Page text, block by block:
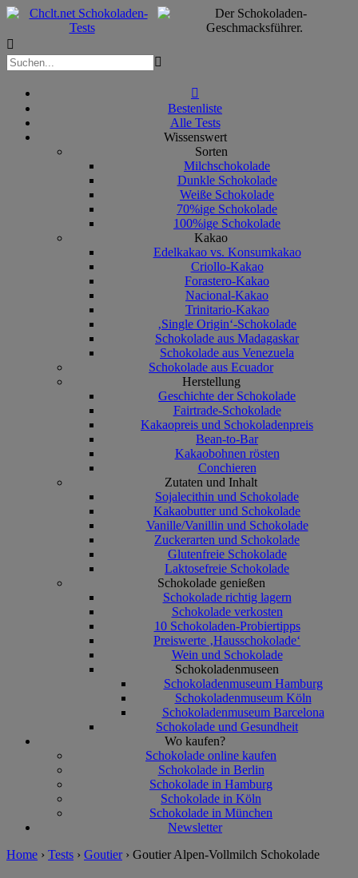



Bestenliste
Alle Tests
Wissenswert
Sorten
Milchschokolade
Dunkle Schokolade
Weiße Schokolade
70%ige Schokolade
100%ige Schokolade
Kakao
Edelkakao vs. Konsumkakao
Criollo-Kakao
Forastero-Kakao
Nacional-Kakao
Trinitario-Kakao
‚Single Origin‘-Schokolade
Schokolade aus Madagaskar
Schokolade aus Venezuela
Schokolade aus Ecuador
Herstellung
Geschichte der Schokolade
Fairtrade-Schokolade
Kakaopreis und Schokoladenpreis
Bean-to-Bar
Kakaobohnen rösten
Conchieren
Zutaten und Inhalt
Sojalecithin und Schokolade
Kakaobutter und Schokolade
Vanille/Vanillin und Schokolade
Zuckerarten und Schokolade
Glutenfreie Schokolade
Laktosefreie Schokolade
Schokolade genießen
Schokolade richtig lagern
Schokolade verkosten
10 Schokoladen-Probiertipps
Preiswerte ‚Hausschokolade‘
Wein und Schokolade
Schokoladenmuseen
Schokoladenmuseum Hamburg
Schokoladenmuseum Köln
Schokoladenmuseum Barcelona
Schokolade und Gesundheit
Wo kaufen?
Schokolade online kaufen
Schokolade in Berlin
Schokolade in Hamburg
Schokolade in Köln
Schokolade in München
Newsletter
Home › Tests › Goutier › Goutier Alpen-Vollmilch Schokolade